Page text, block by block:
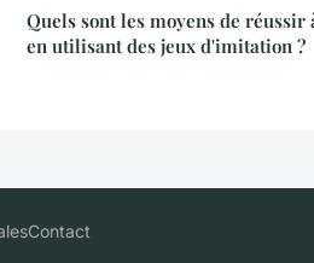
Quels sont les moyens de réussir
en utilisant des jeux d'imitation ?
Contact